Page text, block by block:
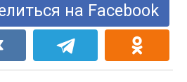
на Facebook